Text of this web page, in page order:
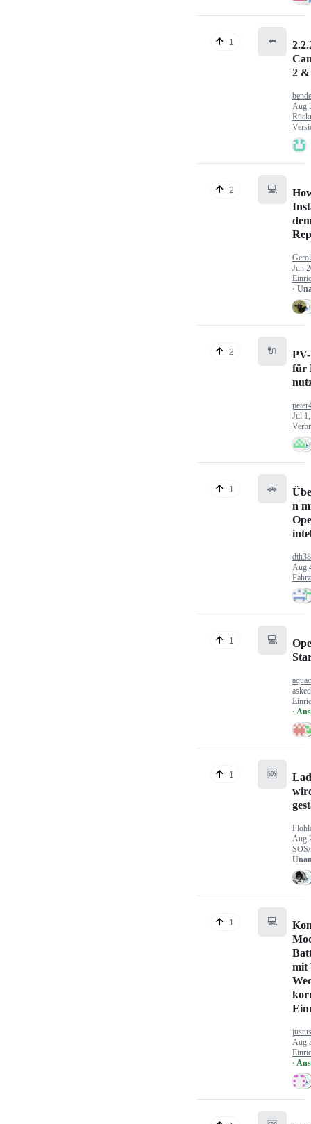
1 ⬅️
2 &
Aug
2 💻
Jun
·
2 🔌
für
Jul
1 🚗
n
Aug
1 💻
·
1 🆘
Aug
1 💻
mit
Aug
·